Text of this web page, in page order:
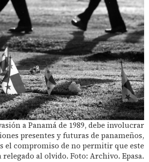
a Panamá de 1989, debe involucrar
presentes y futuras de panameños,
el compromiso de no permitir que este
relegado al olvido. Foto: Archivo. Epasa.